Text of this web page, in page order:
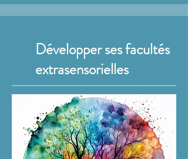
Développer ses facultés
extrasensorielles